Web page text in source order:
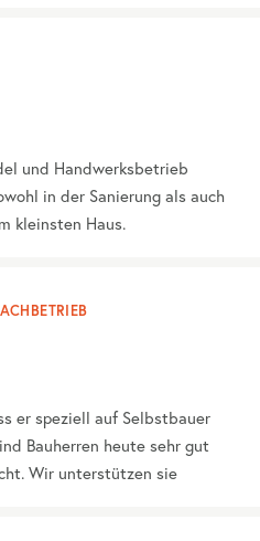
und Handwerksbetrieb
in der Sanierung als auch
kleinsten Haus.
er speziell auf Selbstbauer
Bauherren heute sehr gut
Wir unterstützen sie